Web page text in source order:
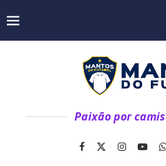
Paixão por